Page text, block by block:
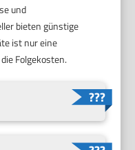
und
bieten günstige
ist nur eine
Folgekosten.